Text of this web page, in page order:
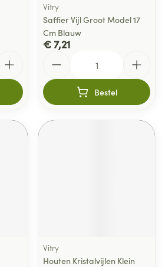
Vitry
Saffier Vijl Groot Model 17
Cm Blauw
€ 7,21
Bestel
Vitry
Houten Kristalvijlen Klein